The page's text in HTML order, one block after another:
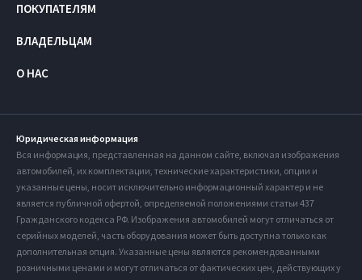
ПОКУПАТЕЛЯМ
ВЛАДЕЛЬЦАМ
О НАС
Юридическая информация
Вся информация, представленная на данном сайте, включая изображения
автомобилей, их комплектации, технические характеристики, опции и
указанные цены, носит исключительно информационный характер и не
является публичной офертой, определяемой положениями статьи 437
Гражданского кодекса РФ. Изображения автомобилей могут отличаться от
серийных моделей, часть оборудования может быть доступна только как
дополнительная опция. Указанные цены являются рекомендованными
розничными ценами и могут отличаться от фактических цен, действующих у